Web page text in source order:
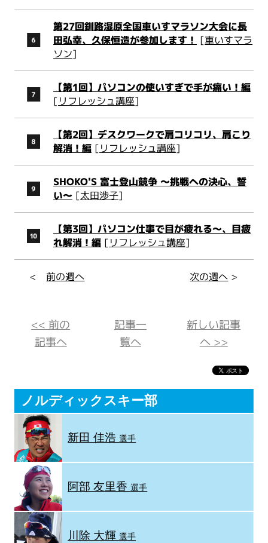
第27回釧路湿原全国車いすマラソン大会に長
田弘幸、久保恒造が参加します！ [車いすマラ
ソン]
【第1回】パソコンの使いすぎで手が痛い！編
[リフレッシュ講座]
【第2回】デスクワークで肩コリコリ、肩こり
解消！編[リフレッシュ講座]
SHOKO'S 富士登山競争 ～挑戦への決心、誓
い～[太田渉子]
【第3回】パソコン仕事で目が疲れる～、目疲
れ解消！編[リフレッシュ講座]
<前の週へ 次の週へ >
<< 前の
記事へ
記事一
覧へ
新しい記事
へ >>
ノルディックスキー部
新田 佳浩選手
阿部 友里香選手
川除 大輝選手